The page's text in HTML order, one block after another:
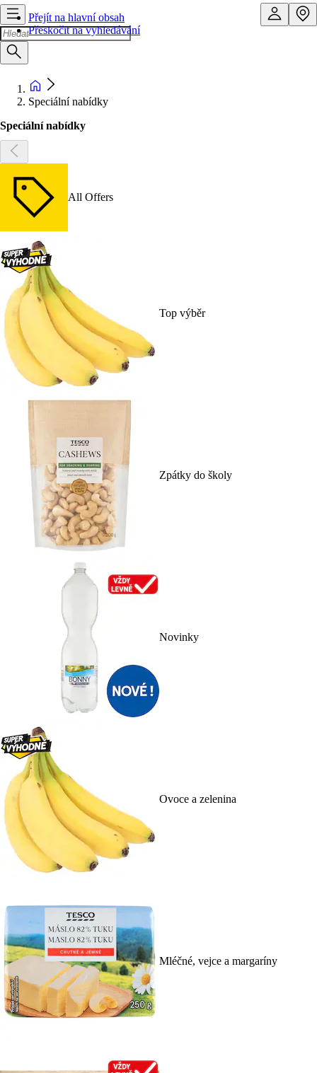
Přejít na hlavní obsah
Přeskočit na vyhledávání
Speciální nabídky
Speciální nabídky
All Offers
Top výběr
Zpátky do školy
Novinky
Ovoce a zelenina
Mléčné, vejce a margaríny